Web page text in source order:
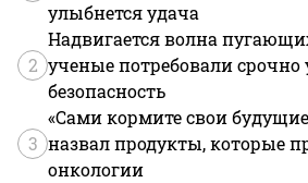
улыбнется удача
2
Надвигается волна
ученые потребовали срочно
безопасность
3
«Сами кормите свои
назвал продукты, которые
онкологии